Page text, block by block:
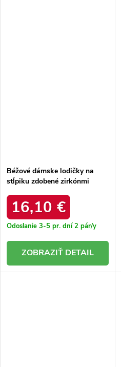
Béžové dámske lodičky na
stĺpiku zdobené zirkónmi
16,10 €
Odoslanie 3-5 pr. dní2 pár/y
DETAIL